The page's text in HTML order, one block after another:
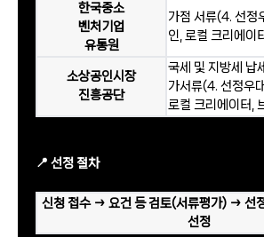
한국중소
벤처기업
유통원
가점 서류(4. 선정
인, 로컬 크리에이
소상공인시장
진흥공단
국세 및 지방세 납
가서류(4. 선정우
로컬 크리에이터,
📍 선정 절차
신청 접수 → 요건 등 검토(서류평가) → 선
선정